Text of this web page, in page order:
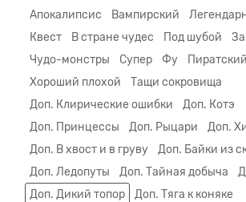
Апокалипсис
Вампирский
Квест
В стране чудес Под шубой
Чудо-монстры
Супер Фу Пиратский
Хороший плохой
Тащи сокровища
Доп. Клирические ошибки
Доп. Котэ
Доп. Принцессы
Доп. Рыцари
Доп.
Доп. В хвост и в груву
Доп. Байки из
Доп. Ледопуты
Доп. Тайная добыча
Доп. Дикий топор
Доп. Тяга к коняке